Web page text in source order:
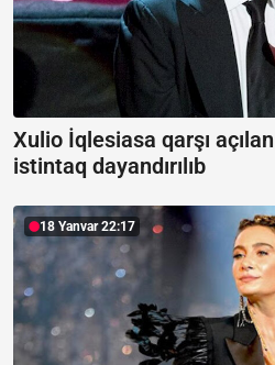
Xulio İqlesiasa qarşı
istintaq dayandırılıb
18 Yanvar 22:17